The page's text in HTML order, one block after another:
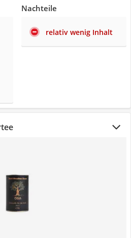
Nachteile
relativ wenig Inhalt